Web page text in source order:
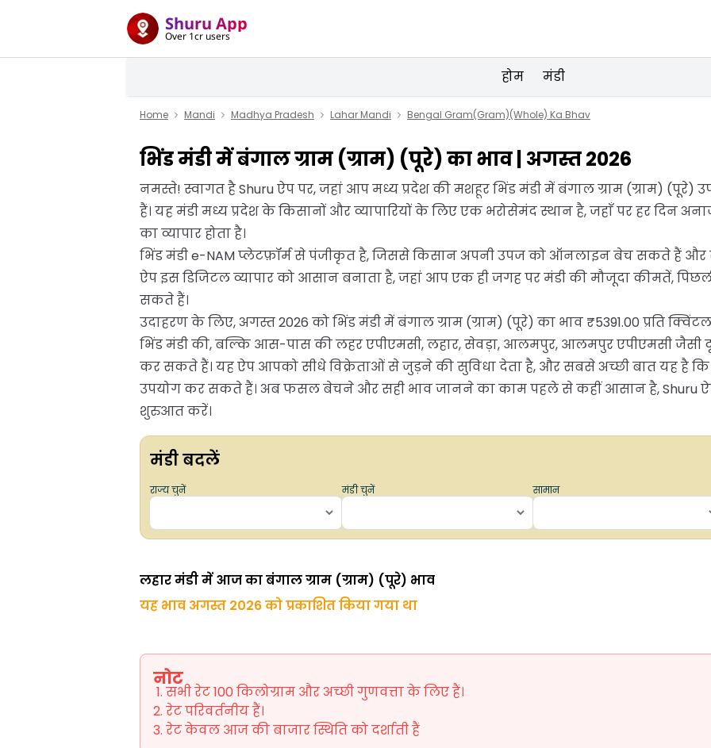
Shuru App
Over 1cr users
होम मंडी
Home Mandi Madhya Pradesh Lahar Mandi Bengal Gram(Gram)(Whole) Ka Bhav
भिंड मंडी में बंगाल ग्राम (ग्राम) (पूरे) का भाव | अगस्त 2026
नमस्ते! स्वागत है Shuru ऐप पर, जहां आप मध्य प्रदेश की मशहूर भिंड मंडी में बंगाल ग्राम (ग्राम) (पूरे)
हैं। यह मंडी मध्य प्रदेश के किसानों और व्यापारियों के लिए एक भरोसेमंद स्थान है, जहाँ पर हर दिन
का व्यापार होता है।
भिंड मंडी e-NAM प्लेटफ़ॉर्म से पंजीकृत है, जिससे किसान अपनी उपज को ऑनलाइन बेच सकते हैं और
ऐप इस डिजिटल व्यापार को आसान बनाता है, जहां आप एक ही जगह पर मंडी की मौजूदा कीमतें,
सकते हैं।
उदाहरण के लिए, अगस्त 2026 को भिंड मंडी में बंगाल ग्राम (ग्राम) (पूरे) का भाव ₹5391.00 प्रति
भिंड मंडी की, बल्कि आस-पास की लहर एपीएमसी, लहार, सेवड़ा, आलमपुर, आलमपुर एपीएमसी जैसी
कर सकते हैं। यह ऐप आपको सीधे विक्रेताओं से जुड़ने की सुविधा देता है, और सबसे अच्छी बात यह है
उपयोग कर सकते हैं। अब फसल बेचने और सही भाव जानने का काम पहले से कहीं आसान है, Shuru ऐप
शुरुआत करें।
मंडी बदलें
राज्य चुनें मंडी चुनें सामान
लहार मंडी में आज का बंगाल ग्राम (ग्राम) (पूरे) भाव
यह भाव अगस्त 2026 को प्रकाशित किया गया था
नोट
सभी रेट 100 किलोग्राम और अच्छी गुणवत्ता के लिए हैं।
रेट परिवर्तनीय हैं।
रेट केवल आज की बाजार स्थिति को दर्शाती हैं